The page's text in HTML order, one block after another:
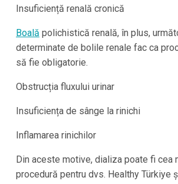
Insuficiență renală cronică
Boală polichistică renală, în plus,
determinate de bolile renale fac ca
să fie obligatorie.
Obstrucția fluxului urinar
Insuficiența de sânge la rinichi
Inflamarea rinichilor
Din aceste motive, dializa poate fi cea
procedură pentru dvs. Healthy Türkiye